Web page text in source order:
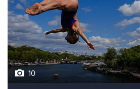
10